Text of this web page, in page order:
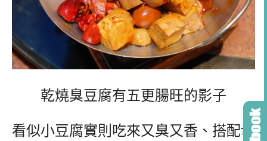
乾燒臭豆腐有五更腸旺的影子
看似小豆腐實則吃來又臭又香、搭配切